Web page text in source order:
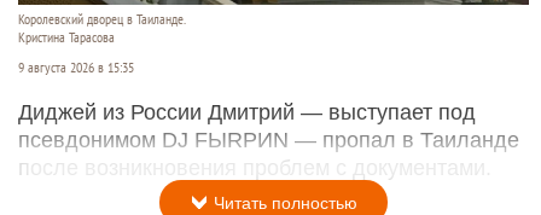
Королевский дворец в Таиланде.
Кристина Тарасова
9 августа 2026 в 15:35
Диджей из России Дмитрий — выступает под
псевдонимом DJ FЫRРИN — пропал в Таиланде
после возникновения проблем с документами.
Читать полностью